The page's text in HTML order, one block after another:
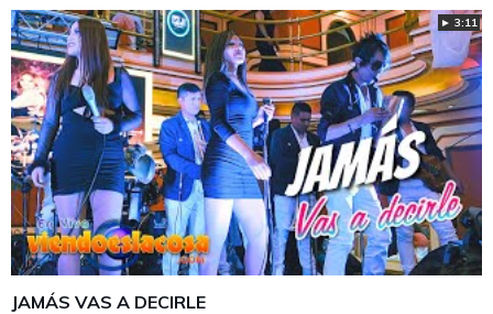
► 3:11
JAMÁS VAS A DECIRLE